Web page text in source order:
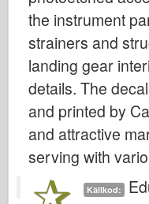
Meng Modell
Tamiya
Tristar
Trumpetare
Zvezda
Album-Foton
Gå runt
Böcker
the instrument
strainers and
landing gear
details. The
and printed by
and attractive
serving with
Källkod: